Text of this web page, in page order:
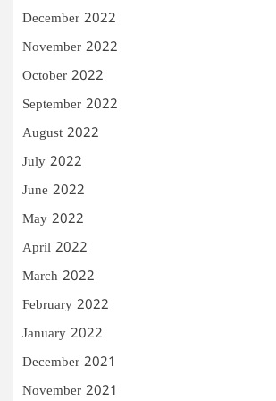
December 2022
November 2022
October 2022
September 2022
August 2022
July 2022
June 2022
May 2022
April 2022
March 2022
February 2022
January 2022
December 2021
November 2021